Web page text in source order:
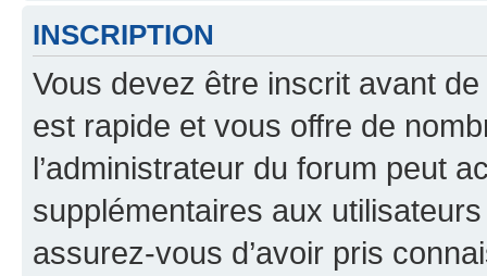
INSCRIPTION
Vous devez être inscrit avant
est rapide et vous offre de
l’administrateur du forum peut
supplémentaires aux
assurez-vous d’avoir pris